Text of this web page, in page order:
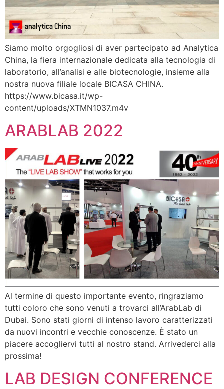
Siamo molto orgogliosi di aver partecipato ad Analytica
China, la fiera internazionale dedicata alla tecnologia di
laboratorio, all’analisi e alle biotecnologie, insieme alla
nostra nuova filiale locale BICASA CHINA.
https://www.bicasa.it/wp-
content/uploads/XTMN1037.m4v
ARABLAB 2022
Al termine di questo importante evento, ringraziamo
tutti coloro che sono venuti a trovarci all’ArabLab di
Dubai. Sono stati giorni di intenso lavoro caratterizzati
da nuovi incontri e vecchie conoscenze. È stato un
piacere accogliervi tutti al nostro stand. Arrivederci alla
prossima!
LAB DESIGN CONFERENCE